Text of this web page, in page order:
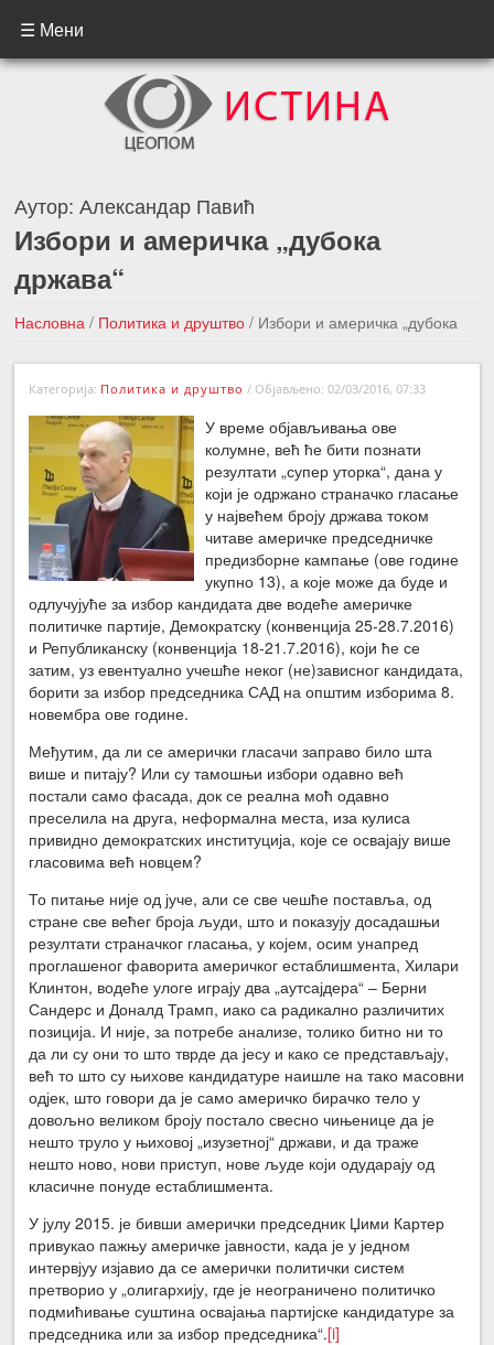
☰ Мени
Аутор:Александар Павић
Избори и америчка „дубока
држава“
Насловна / Политика и друштво / Избори и америчка „дубока
држава“
←Претходна вест
Следећа вест →
Категорија: Политика и друштво / Објављено: 02/03/2016, 07:33
У време објављивања ове
колумне, већ ће бити познати
резултати „супер уторка“, дана у
који је одржано страначко гласање
у највећем броју држава током
читаве америчке председничке
предизборне кампање (ове године
укупно 13), а које може да буде и
одлучујуће за избор кандидата две водеће америчке
политичке партије, Демократску (конвенција 25-28.7.2016)
и Републиканску (конвенција 18-21.7.2016), који ће се
затим, уз евентуално учешће неког (не)зависног кандидата,
борити за избор председника САД на општим изборима 8.
новембра ове године.
Међутим, да ли се амерички гласачи заправо било шта
више и питају? Или су тамошњи избори одавно већ
постали само фасада, док се реална моћ одавно
преселила на друга, неформална места, иза кулиса
привидно демократских институција, које се освајају више
гласовима већ новцем?
То питање није од јуче, али се све чешће поставља, од
стране све већег броја људи, што и показују досадашњи
резултати страначког гласања, у којем, осим унапред
проглашеног фаворита америчког естаблишмента, Хилари
Клинтон, водеће улоге играју два „аутсајдера“ – Берни
Сандерс и Доналд Трамп, иако са радикално различитих
позиција. И није, за потребе анализе, толико битно ни то
да ли су они то што тврде да јесу и како се представљају,
већ то што су њихове кандидатуре наишле на тако масовни
одјек, што говори да је само америчко бирачко тело у
довољно великом броју постало свесно чињенице да је
нешто труло у њиховој „изузетној“ држави, и да траже
нешто ново, нови приступ, нове људе који одударају од
класичне понуде естаблишмента.
У јулу 2015. је бивши амерички председник Џими Картер
привукао пажњу америчке јавности, када је у једном
интервјуу изјавио да се амерички политички систем
претворио у „олигархију, где је неограничено политичко
подмићивање суштина освајања партијске кандидатуре за
председника или за избор председника“.[i]